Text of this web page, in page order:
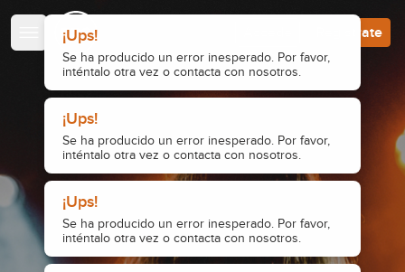
¡Ups!
Se ha producido un error inesperado. Por favor,
inténtalo otra vez o contacta con nosotros.
¡Ups!
Se ha producido un error inesperado. Por favor,
inténtalo otra vez o contacta con nosotros.
¡Ups!
Se ha producido un error inesperado. Por favor,
inténtalo otra vez o contacta con nosotros.
Regístrate
Escuela de Guitarristas